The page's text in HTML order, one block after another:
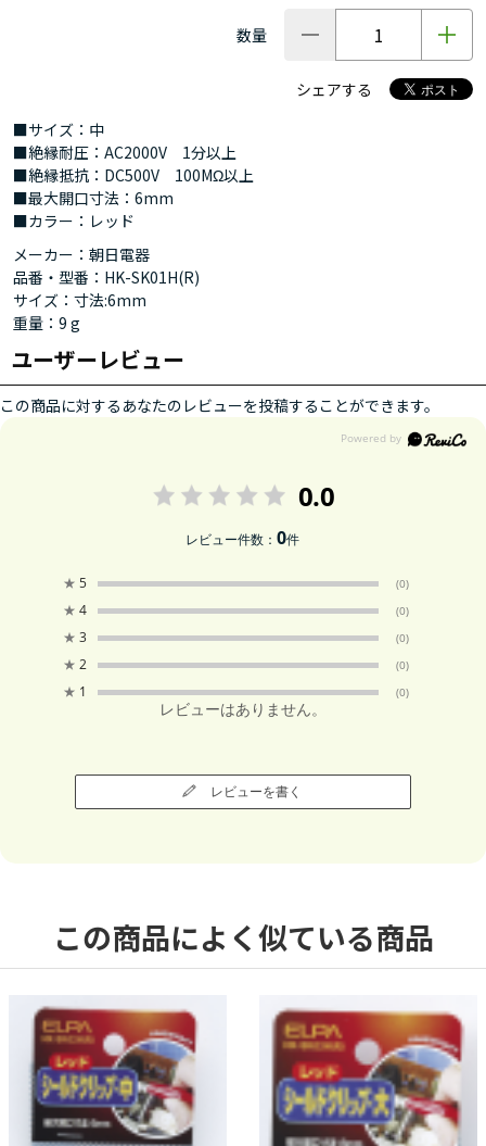
数量
シェアする
■サイズ：中
■絶縁耐圧：AC2000V 1分以上
■絶縁抵抗：DC500V 100MΩ以上
■最大開口寸法：6mm
■カラー：レッド
メーカー：朝日電器
品番・型番：HK-SK01H(R)
サイズ：寸法:6mm
重量：9 g
ユーザーレビュー
この商品に対するあなたのレビューを投稿することができます。
0.0
レビュー件数：0件
★ 5 (0)
★ 4 (0)
★ 3 (0)
★ 2 (0)
★ 1 (0)
レビューはありません。
レビューを書く
この商品によく似ている商品